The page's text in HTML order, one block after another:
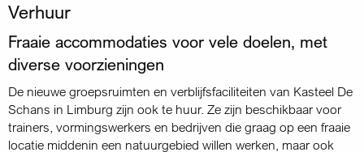
Verhuur
Fraaie accommodaties voor vele doelen, met
diverse voorzieningen
De nieuwe groepsruimten en verblijfsfaciliteiten van Kasteel De
Schans in Limburg zijn ook te huur. Ze zijn beschikbaar voor
trainers, vormingswerkers en bedrijven die graag op een fraaie
locatie middenin een natuurgebied willen werken, maar ook